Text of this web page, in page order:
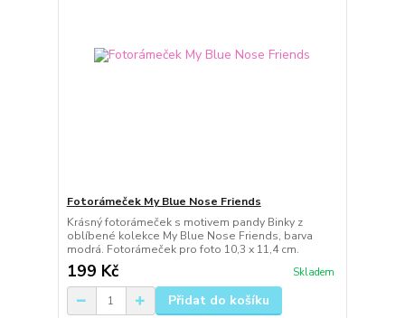
Fotorámeček My Blue Nose Friends
Krásný fotorámeček s motivem pandy Binky z
oblíbené kolekce My Blue Nose Friends, barva
modrá. Fotorámeček pro foto 10,3 x 11,4 cm.
199 Kč Skladem
Přidat do košíku